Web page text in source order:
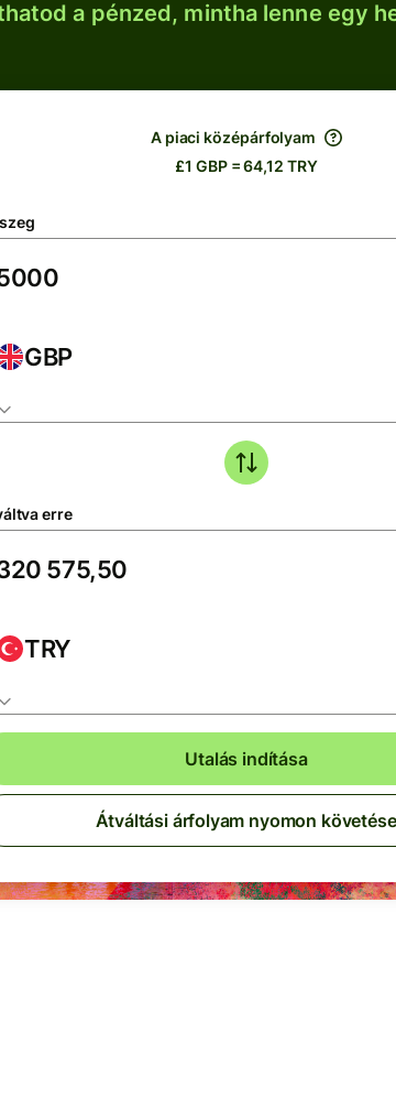
a pénzed, mintha lenne egy
A piaci középárfolyam
£1 GBP = 64,12 TRY
GBP
erre
TRY
Utalás indítása
Átváltási árfolyam nyomon követése